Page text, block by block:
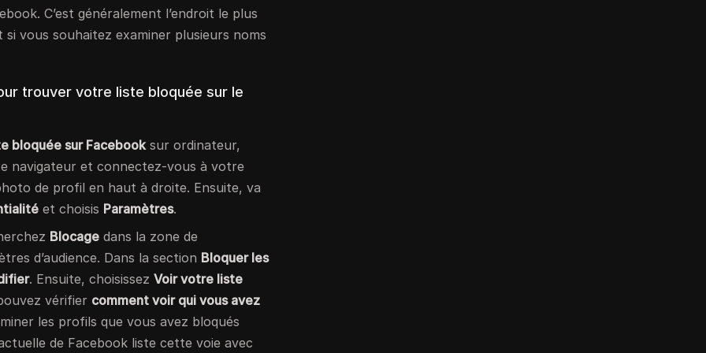
C’est généralement l’endroit le plus
vous souhaitez examiner plusieurs noms
trouver votre liste bloquée sur le
bloquée sur Facebooksur ordinateur,
navigateur et connectez-vous à votre
de profil en haut à droite. Ensuite, va
et choisis Paramètres.
Blocage dans la zone de
d’audience. Dans la section Bloquer les
. Ensuite, choisissezVoir votre liste
vérifier comment voir qui vous avez
les profils que vous avez bloqués
de Facebook liste cette voie avec